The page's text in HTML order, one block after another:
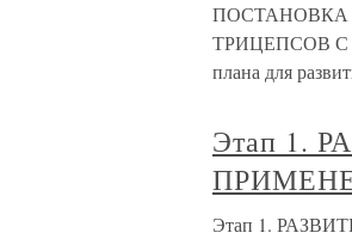
ПОСТАНОВКА
ТРИЦЕПСОВ С
плана для
Этап 1.
Этап 1.